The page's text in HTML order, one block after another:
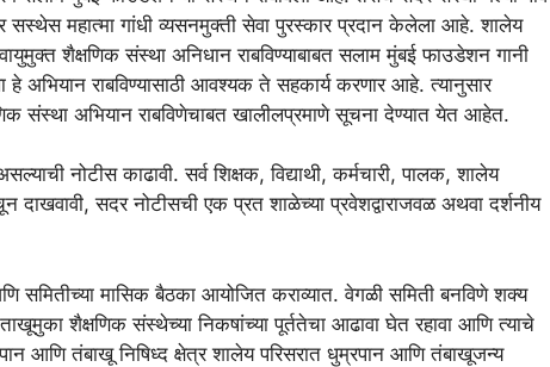
सस्थेस महात्मा गांधी व्यसनमुक्ती सेवा पुरस्कार प्रदान केलेला आहे. शालेय
वायुमुक्त शैक्षणिक संस्था अनिधान राबविण्याबाबत सलाम मुंबई फाउडेशन गानी
अभियान राबविण्यासाठी आवश्यक ते सहकार्य करणार आहे. त्यानुसार
संस्था अभियान राबविणेचाबत खालीलप्रमाणे सूचना देण्यात येत आहेत.
नोटीस काढावी. सर्व शिक्षक, विद्याथी, कर्मचारी, पालक, शालेय
दाखवावी, सदर नोटीसची एक प्रत शाळेच्या प्रवेशद्वाराजवळ अथवा दर्शनीय
समितीच्या मासिक बैठका आयोजित कराव्यात. वेगळी समिती बनविणे शक्य
शैक्षणिक संस्थेच्या निकषांच्या पूर्ततेचा आढावा घेत रहावा आणि त्याचे
आणि तंबाखू निषिध्द क्षेत्र शालेय परिसरात धुम्रपान आणि तंबाखूजन्य